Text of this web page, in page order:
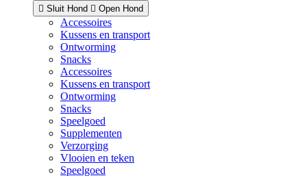
Sluit Hond Open Hond
Accessoires
Kussens en transport
Ontworming
Snacks
Accessoires
Kussens en transport
Ontworming
Snacks
Speelgoed
Supplementen
Verzorging
Vlooien en teken
Speelgoed